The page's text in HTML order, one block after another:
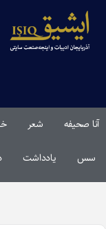
آنا صحیفه شعر خبر
سس یادداشت